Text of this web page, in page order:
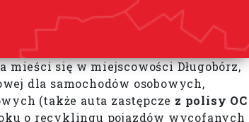
mieści się w miejscowości Długobórz,
dla samochodów osobowych,
(także auta zastępcze z polisy OC
o recyklingu pojazdów wycofanych